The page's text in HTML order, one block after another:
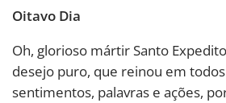
Oitavo Dia
Oh, glorioso mártir Santo
desejo puro, que reinou em
sentimentos, palavras e ações,